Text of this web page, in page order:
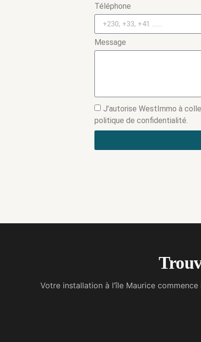
Téléphone
Message
J’autorise WestImmo à
politique de confidentialité.
Votre installation à l’île Maurice